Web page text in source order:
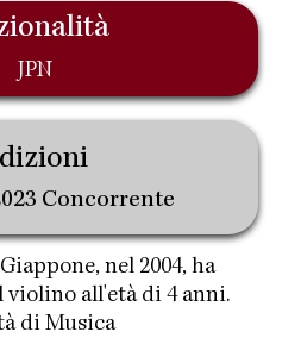
nel 2004, ha
all'età di 4 anni.
di Musica
JPN
Concorrente